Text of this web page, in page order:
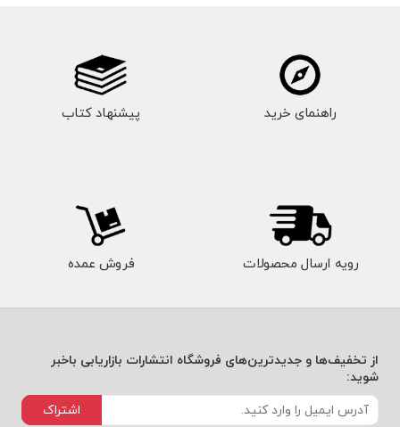
راهنمای خرید پیشنهاد کتاب
رویه ارسال محصولات فروش عمده
از تخفیف‌ها و جدیدترین‌های فروشگاه انتشارات بازاریابی باخبر
شوید:
اشتراک